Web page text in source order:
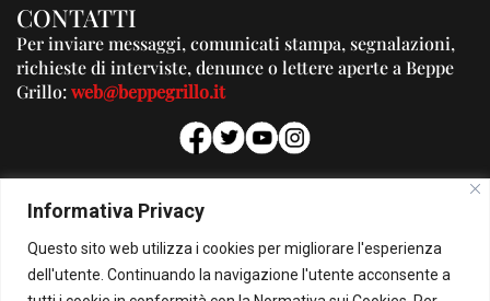
Informativa Privacy
Questo sito web utilizza i cookies per migliorare l'esperienza
dell'utente. Continuando la navigazione l'utente acconsente a
CONTATTI
Per inviare messaggi, comunicati stampa, segnalazioni,
richieste di interviste, denunce o lettere aperte a Beppe
Grillo:web@beppegrillo.it
PUBBLICITA'
Per la tua pubblicità su questo Blog:
pubblicita@beppegrillo.it